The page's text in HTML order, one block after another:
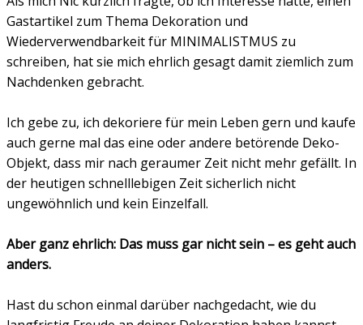
Gastartikel zum Thema Dekoration und
Wiederverwendbarkeit für MINIMALISTMUS zu
schreiben, hat sie mich ehrlich gesagt damit ziemlich zum
Nachdenken gebracht.
Ich gebe zu, ich dekoriere für mein Leben gern und kaufe
auch gerne mal das eine oder andere betörende Deko-
Objekt, dass mir nach geraumer Zeit nicht mehr gefällt. In
der heutigen schnelllebigen Zeit sicherlich nicht
ungewöhnlich und kein Einzelfall.
Aber ganz ehrlich: Das muss gar nicht sein – es geht auch
anders.
Hast du schon einmal darüber nachgedacht, wie du